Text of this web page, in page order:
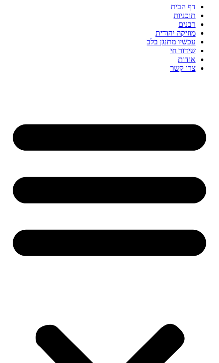
דף הבית
תוכניות
רבנים
מוזיקה יהודית
עכשיו מתנגן בלב
שידור חי
אודות
צרו קשר